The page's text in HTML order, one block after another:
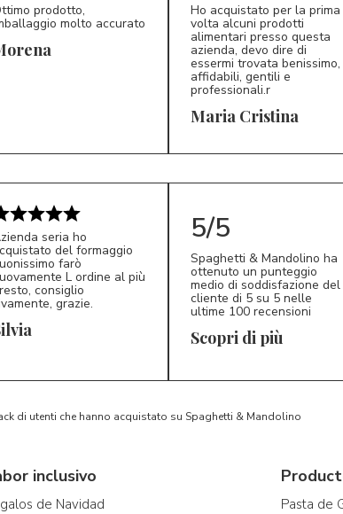
prodotto,
molto accurato
MC 5/5
Ho acquistato per la prima
volta alcuni prodotti
alimentari presso questa
azienda, devo dire di
essermi trovata benissimo,
affidabili, gentili e
professionali.r
Maria Cristina
seria ho
del formaggio
farò
L ordine al più
consiglio
grazie.
5/5
Spaghetti & Mandolino ha
ottenuto un punteggio
medio di soddisfazione del
cliente di 5 su 5 nelle
ultime 100 recensioni
Scopri di più
di utenti che hanno acquistato su Spaghetti & Mandolino
inclusivo
de Navidad
Pasta de